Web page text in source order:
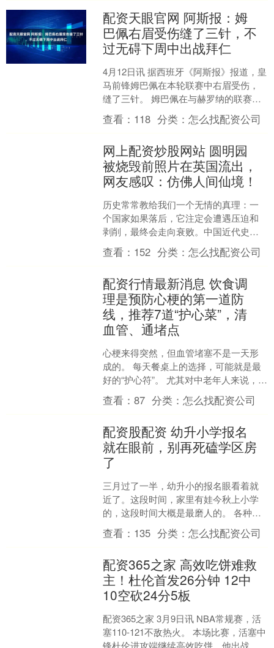
配资天眼官网 阿斯报：姆
巴佩右眉受伤缝了三针，不
过无碍下周中出战拜仁
4月12日讯 据西班牙《阿斯报》报道，皇
马前锋姆巴佩在本轮联赛中右眉受伤，
缝了三针。 姆巴佩在与赫罗纳的联赛中
遭遇对手一记肘击，这一伤口当时造成
了大量出血，并在....
查看： 118 分类：怎么找配资公司
网上配资炒股网站 圆明园
被烧毁前照片在英国流出，
网友感叹：仿佛人间仙境！
历史常常教给我们一个无情的真理：一
个国家如果落后，它注定会遭遇压迫和
剥削，最终会走向衰败。中国近代史中
充满了无数的苦难网上配资炒股网站，
弥漫着血腥和泪水。清朝末....
查看： 152 分类：怎么找配资公司
配资行情最新消息 饮食调
理是预防心梗的第一道防
线，推荐7道“护心菜”，清
血管、通堵点
心梗来得突然，但血管堵塞不是一天形
成的。 每天餐桌上的选择，可能就是最
好的“护心符”。 尤其对中老年人来说，有
7道家常菜，被营养学家视为“血管清道
夫”，经常吃，....
查看：87 分类：怎么找配资公司
配资股配资 幼升小学报名
就在眼前，别再死磕学区房
了
三月过了一半，幼升小的报名眼看着就
近了。这段时间，家里有娃今秋上小学
的，这段时间大概是最磨人的。 各种招
生政策陆续出炉，开放日一个接一个，
家长群从早响到晚，讨论....
查看： 135 分类：怎么找配资公司
配资365之家 高效吃饼难救
主！杜伦首发26分钟 12中
10空砍24分5板
配资365之家 3月9日讯 NBA常规赛，活
塞110-121不敌热火。 本场比赛，活塞中
锋杜伦进攻端继续高效吃饼，他出战仅